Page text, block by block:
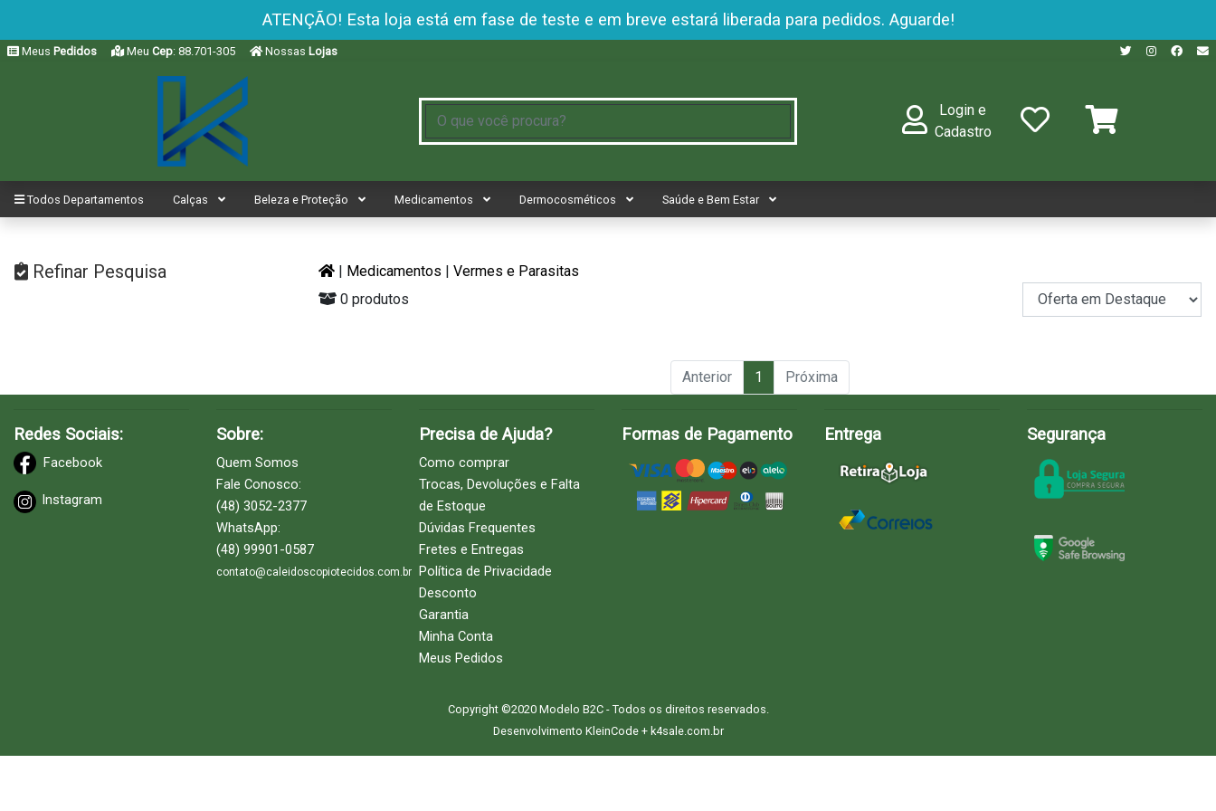
ATENÇÃO! Esta loja está em fase de teste e em breve estará liberada para pedidos. Aguarde!
Meus Pedidos Meu Cep: 88.701-305 Nossas Lojas
Login e
Cadastro
Todos Departamentos Calças Beleza e Proteção Medicamentos Dermocosméticos Saúde e Bem Estar
Refinar Pesquisa | Medicamentos | Vermes e Parasitas
0 produtos
Anterior 1 Próxima
Redes Sociais:
Facebook
Instagram
Sobre:
Quem Somos
Fale Conosco:
(48) 3052-2377
WhatsApp:
(48) 99901-0587
contato@caleidoscopiotecidos.com.br
Precisa de Ajuda?
Como comprar
Trocas, Devoluções e Falta
de Estoque
Dúvidas Frequentes
Fretes e Entregas
Política de Privacidade
Desconto
Garantia
Minha Conta
Meus Pedidos
Formas de Pagamento Entrega Segurança
Copyright ©2020 Modelo B2C - Todos os direitos reservados.
Desenvolvimento KleinCode+ k4sale.com.br